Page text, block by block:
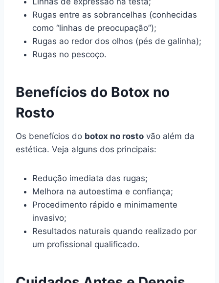
Rugas entre as sobrancelhas (conhecidas
como “linhas de preocupação”);
Rugas ao redor dos olhos (pés de galinha);
Rugas no pescoço.
Benefícios do Botox no
Rosto
Os benefícios do botox no rosto vão além da
estética. Veja alguns dos principais:
Redução imediata das rugas;
Melhora na autoestima e confiança;
Procedimento rápido e minimamente
invasivo;
Resultados naturais quando realizado por
um profissional qualificado.